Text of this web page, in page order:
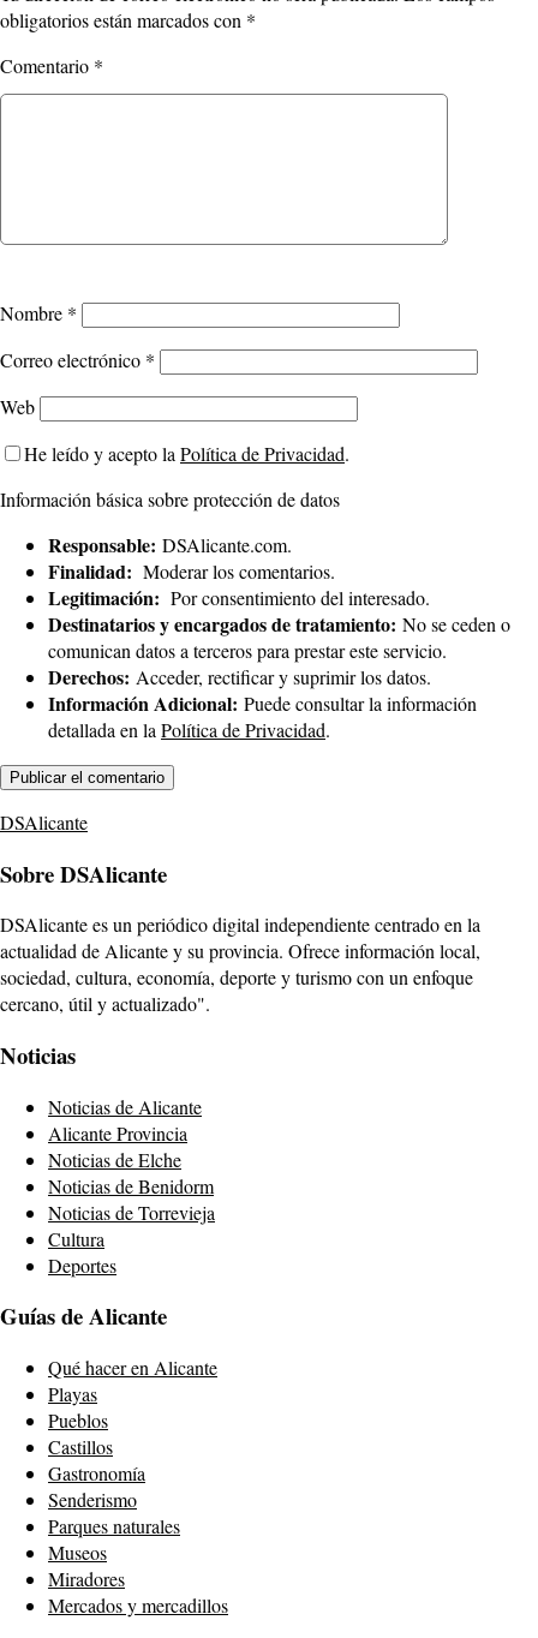
obligatorios están marcados con *
Comentario *
Nombre *
Correo electrónico *
Web
He leído y acepto la Política de Privacidad.
Información básica sobre protección de datos
Responsable: DSAlicante.com.
Finalidad: Moderar los comentarios.
Legitimación: Por consentimiento del interesado.
Destinatarios y encargados de tratamiento: No se ceden o
comunican datos a terceros para prestar este servicio.
Derechos: Acceder, rectificar y suprimir los datos.
Información Adicional: Puede consultar la información
detallada en la Política de Privacidad.
DSAlicante
Sobre DSAlicante
DSAlicante es un periódico digital independiente centrado en la
actualidad de Alicante y su provincia. Ofrece información local,
sociedad, cultura, economía, deporte y turismo con un enfoque
cercano, útil y actualizado".
Noticias
Noticias de Alicante
Alicante Provincia
Noticias de Elche
Noticias de Benidorm
Noticias de Torrevieja
Cultura
Deportes
Guías de Alicante
Qué hacer en Alicante
Playas
Pueblos
Castillos
Gastronomía
Senderismo
Parques naturales
Museos
Miradores
Mercados y mercadillos